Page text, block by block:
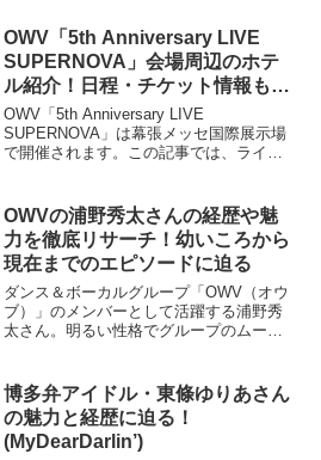
しています。地元・兵庫への深い思い、
幼少期のエピソード、多...
OWV「5th Anniversary LIVE
SUPERNOVA」会場周辺のホテ
ル紹介！日程・チケット情報も調
査！
OWV「5th Anniversary LIVE
SUPERNOVA」は幕張メッセ国際展示場
で開催されます。この記事では、ライブ
ケット情報についてもまとめましたの
で、こ...
OWVの浦野秀太さんの経歴や魅
力を徹底リサーチ！幼いころから
現在までのエピソードに迫る
ダンス＆ボーカルグループ「OWV（オウ
ブ）」のメンバーとして活躍する浦野秀
太さん。明るい性格でグループのムード
魅力です。この記事では、彼の生い立ち
や経歴、趣味、グループ...
博多弁アイドル・東條ゆりあさん
の魅力と経歴に迫る！
(MyDearDarlin’)